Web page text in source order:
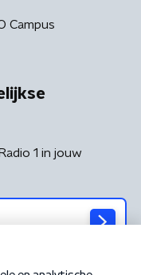
Campus
1 in jouw